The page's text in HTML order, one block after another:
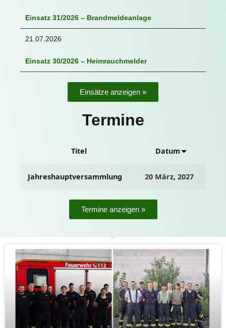
Einsatz 31/2026 – Brandmeldeanlage
21.07.2026
Einsatz 30/2026 – Heimrauchmelder
Einsätze anzeigen »
Termine
Titel Datum
Jahreshauptversammlung 20 März, 2027
Termine anzeigen »